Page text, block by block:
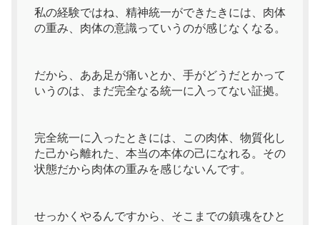
私の経験ではね、精神統一ができたきには、肉体
の重み、肉体の意識っていうのが感じなくなる。
だから、ああ足が痛いとか、手がどうだとかって
いうのは、まだ完全なる統一に入ってない証拠。
完全統一に入ったときには、この肉体、物質化し
た己から離れた、本当の本体の己になれる。その
状態だから肉体の重みを感じないんです。
せっかくやるんですから、そこまでの鎮魂をひと